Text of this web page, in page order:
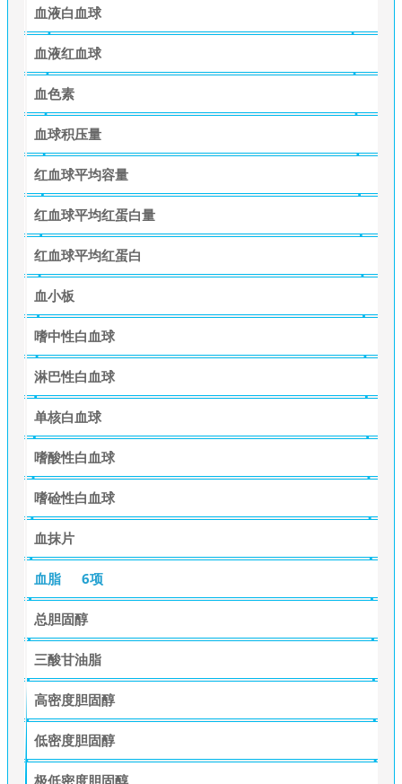
血液白血球
血液红血球
血色素
血球积压量
红血球平均容量
红血球平均红蛋白量
红血球平均红蛋白
血小板
嗜中性白血球
淋巴性白血球
单核白血球
嗜酸性白血球
嗜硷性白血球
血抹片
血脂 6项
总胆固醇
三酸甘油脂
高密度胆固醇
低密度胆固醇
极低密度胆固醇